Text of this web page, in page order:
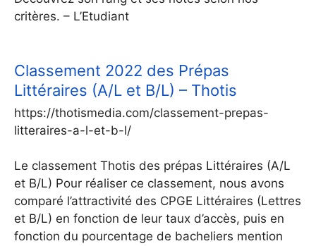
critères. – L’Etudiant
Classement 2022 des Prépas
Littéraires (A/L et B/L) – Thotis
https://thotismedia.com/classement-prepas-
litteraires-a-l-et-b-l/
Le classement Thotis des prépas Littéraires (A/L
et B/L) Pour réaliser ce classement, nous avons
comparé l’attractivité des CPGE Littéraires (Lettres
et B/L) en fonction de leur taux d’accès, puis en
fonction du pourcentage de bacheliers mention